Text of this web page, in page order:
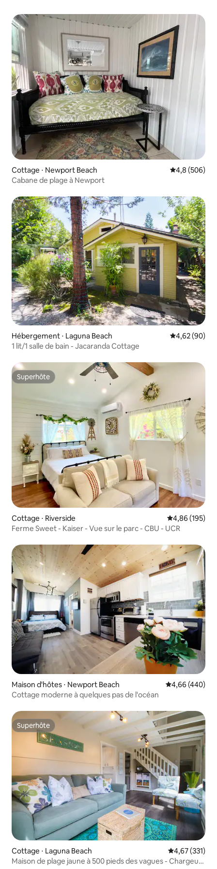
Cottage ⋅ Newport Beach Évaluation
4,8 (506)
Cabane de plage à Newport
Hébergement ⋅ Laguna Beach Évaluation
4,62 (90)
1 lit/1 salle de bain - Jacaranda Cottage
Superhôte
Superhôte
Cottage ⋅ Riverside Évaluation
4,86 (195)
Ferme Sweet - Kaiser - Vue sur le parc - CBU - UCR
Maison d'hôtes ⋅ Newport Beach Évaluation
4,66 (440)
Cottage moderne à quelques pas de l'océan
Superhôte
Superhôte
Cottage ⋅ Laguna Beach Évaluation
4,67 (331)
Maison de plage jaune à 500 pieds des vagues - Chargeur